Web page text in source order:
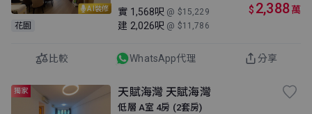
AI裝修
花園
實 1,568呎 @ $15,229
建 2,026呎 @ $11,786
$ 2,388萬
比較 WhatsApp代理 分享
獨家 天賦海灣 天賦海灣
低層 A室 4房 (2套房)